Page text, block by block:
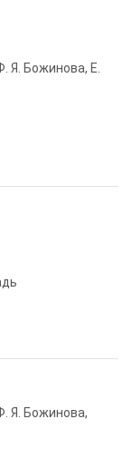
Я. Божинова, Е.
Я. Божинова,